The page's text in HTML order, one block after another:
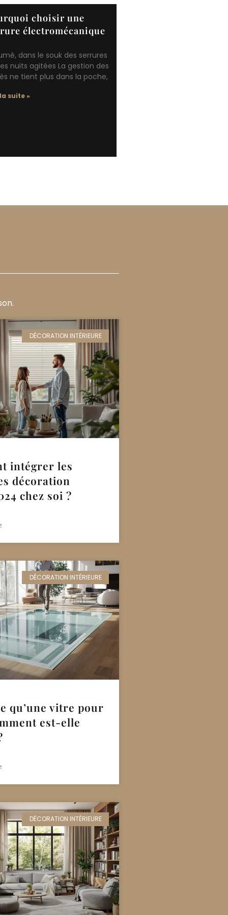
choisir une
électromécanique
dans le souk des serrures
nuits agitées La gestion des
ne tient plus dans la poche,
DÉCORATION INTÉRIEURE
intégrer les
décoration
chez soi ?
DÉCORATION INTÉRIEURE
qu’une vitre pour
est-elle
DÉCORATION INTÉRIEURE